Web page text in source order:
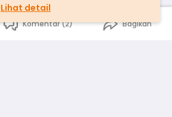
Komentar (2) Bagikan
Lihat detail